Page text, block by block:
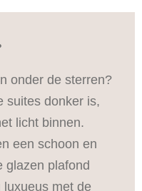
onder de sterren?
suites donker is,
licht binnen.
een schoon en
glazen plafond
met de